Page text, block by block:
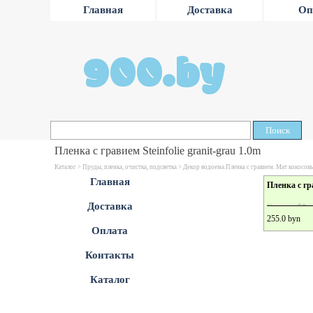
Главная Доставка
900.by
Поиск
Пленка с гравием Steinfolie granit-grau 1.0m
Каталог > Пруды, пленка, очистка, подсветка > Декор водоема.Пленка с гравием. Мат
Пленка с
Вес , кг: 50
Длина , м: 1.2
Толщина ,
255.0 byn
Главная
Доставка
Оплата
Контакты
Каталог